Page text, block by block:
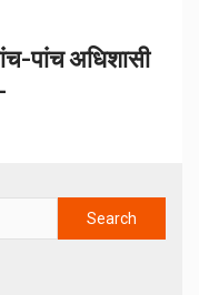
पांच अधिशासी